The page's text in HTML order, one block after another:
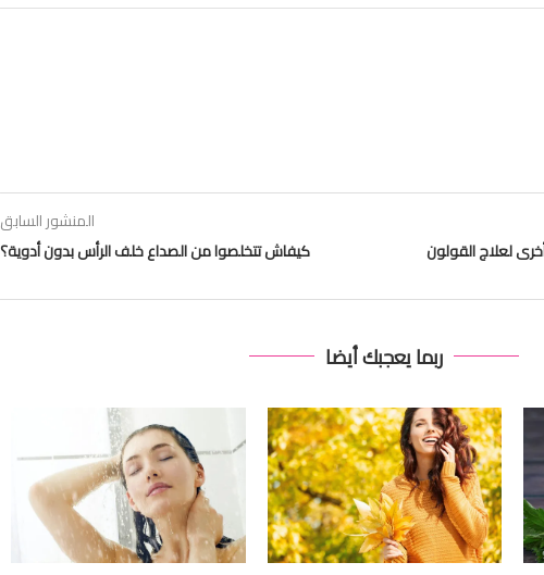
المنشور السابق
كيفاش تتخلصوا من الصداع خلف الرأس بدون أدوية؟
لعلاج القولون
ربما يعجبك أيضا